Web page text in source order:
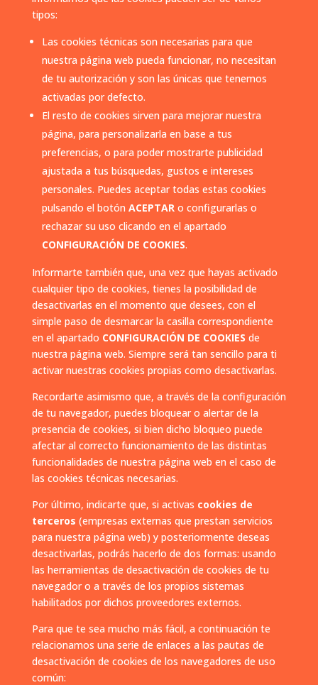
tipos:
Las cookies técnicas son necesarias para que
nuestra página web pueda funcionar, no necesitan
de tu autorización y son las únicas que tenemos
activadas por defecto.
El resto de cookies sirven para mejorar nuestra
página, para personalizarla en base a tus
preferencias, o para poder mostrarte publicidad
ajustada a tus búsquedas, gustos e intereses
personales. Puedes aceptar todas estas cookies
pulsando el botón ACEPTARo configurarlas o
rechazar su uso clicando en el apartado
CONFIGURACIÓN DE COOKIES.
Informarte también que, una vez que hayas activado
cualquier tipo de cookies, tienes la posibilidad de
desactivarlas en el momento que desees, con el
simple paso de desmarcar la casilla correspondiente
en el apartado CONFIGURACIÓN DE COOKIES de
nuestra página web. Siempre será tan sencillo para ti
activar nuestras cookies propias como desactivarlas.
Recordarte asimismo que, a través de la configuración
de tu navegador, puedes bloquear o alertar de la
presencia de cookies, si bien dicho bloqueo puede
afectar al correcto funcionamiento de las distintas
funcionalidades de nuestra página web en el caso de
las cookies técnicas necesarias.
Por último, indicarte que, si activas cookies de
terceros (empresas externas que prestan servicios
para nuestra página web) y posteriormente deseas
desactivarlas, podrás hacerlo de dos formas: usando
las herramientas de desactivación de cookies de tu
navegador o a través de los propios sistemas
habilitados por dichos proveedores externos.
Para que te sea mucho más fácil, a continuación te
relacionamos una serie de enlaces a las pautas de
desactivación de cookies de los navegadores de uso
común: